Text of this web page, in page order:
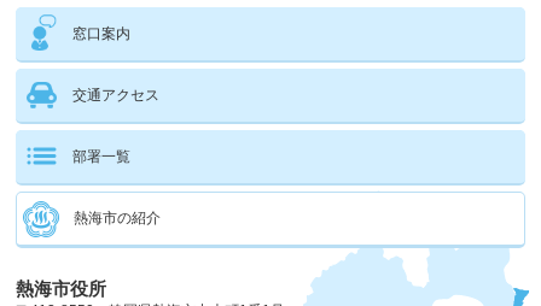
窓口案内
交通アクセス
部署一覧
熱海市の紹介
熱海市役所